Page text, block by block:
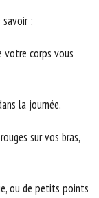
:
votre corps vous
la journée.
sur vos bras,
ou de petits points